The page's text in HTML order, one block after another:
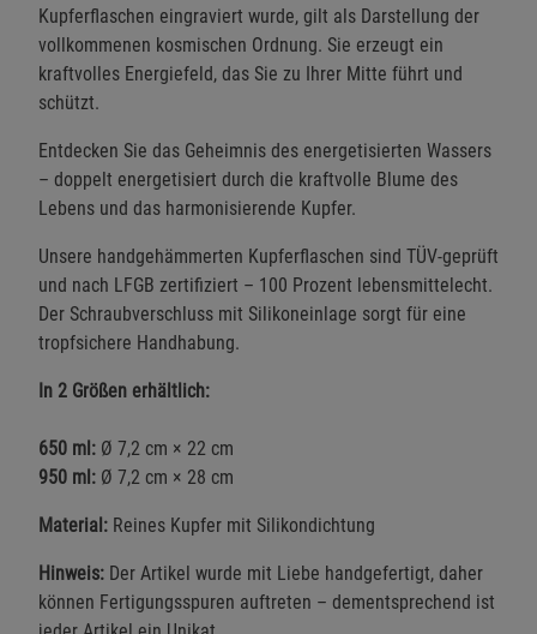
Kupferflaschen eingraviert wurde, gilt als Darstellung der
vollkommenen kosmischen Ordnung. Sie erzeugt ein
kraftvolles Energiefeld, das Sie zu Ihrer Mitte führt und
schützt.
Entdecken Sie das Geheimnis des energetisierten Wassers
– doppelt energetisiert durch die kraftvolle Blume des
Lebens und das harmonisierende Kupfer.
Unsere handgehämmerten Kupferflaschen sind TÜV-geprüft
und nach LFGB zertifiziert – 100 Prozent lebensmittelecht.
Der Schraubverschluss mit Silikoneinlage sorgt für eine
tropfsichere Handhabung.
In 2 Größen erhältlich:
650 ml: Ø 7,2 cm × 22 cm
950 ml: Ø 7,2 cm × 28 cm
Material: Reines Kupfer mit Silikondichtung
Hinweis: Der Artikel wurde mit Liebe handgefertigt, daher
können Fertigungsspuren auftreten – dementsprechend ist